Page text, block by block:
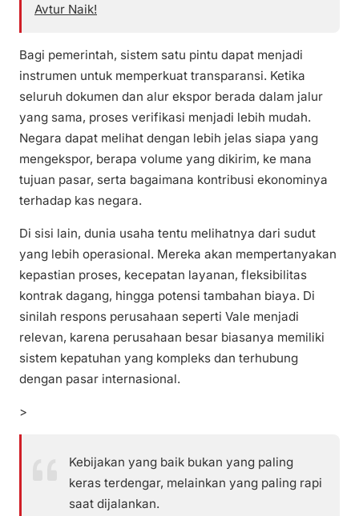
Avtur Naik!
Bagi pemerintah, sistem satu pintu dapat menjadi
instrumen untuk memperkuat transparansi. Ketika
seluruh dokumen dan alur ekspor berada dalam jalur
yang sama, proses verifikasi menjadi lebih mudah.
Negara dapat melihat dengan lebih jelas siapa yang
mengekspor, berapa volume yang dikirim, ke mana
tujuan pasar, serta bagaimana kontribusi ekonominya
terhadap kas negara.
Di sisi lain, dunia usaha tentu melihatnya dari sudut
yang lebih operasional. Mereka akan mempertanyakan
kepastian proses, kecepatan layanan, fleksibilitas
kontrak dagang, hingga potensi tambahan biaya. Di
sinilah respons perusahaan seperti Vale menjadi
relevan, karena perusahaan besar biasanya memiliki
sistem kepatuhan yang kompleks dan terhubung
dengan pasar internasional.
>
Kebijakan yang baik bukan yang paling
keras terdengar, melainkan yang paling rapi
saat dijalankan.